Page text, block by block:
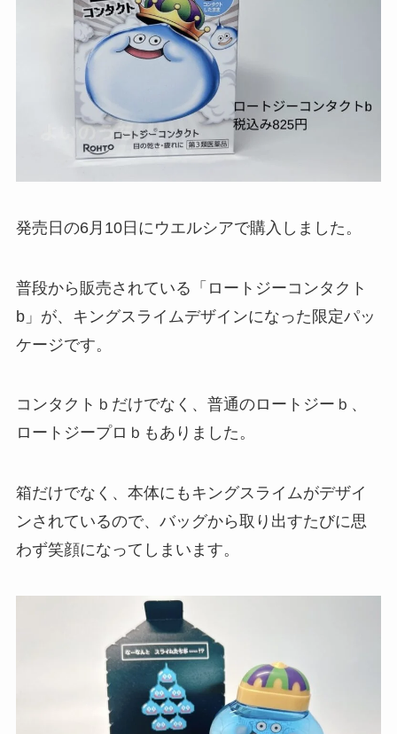
発売日の6月10日にウエルシアで購入しました。
普段から販売されている「ロートジーコンタクト
b」が、キングスライムデザインになった限定パッ
ケージです。
コンタクトｂだけでなく、普通のロートジーｂ、
ロートジープロｂもありました。
箱だけでなく、本体にもキングスライムがデザイ
ンされているので、バッグから取り出すたびに思
わず笑顔になってしまいます。